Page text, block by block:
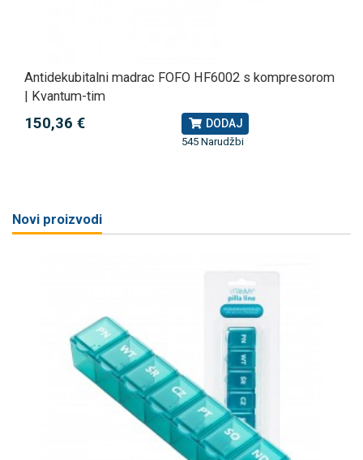
Antidekubitalni madrac FOFO HF6002 s kompresorom
| Kvantum-tim
150,36 € DODAJ
545 Narudžbi
Novi proizvodi